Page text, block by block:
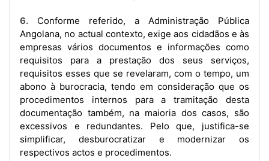
6. Conforme referido, a Administração Pública
Angolana, no actual contexto, exige aos cidadãos e às
empresas vários documentos e informações como
requisitos para a prestação dos seus serviços,
requisitos esses que se revelaram, com o tempo, um
abono à burocracia, tendo em consideração que os
procedimentos internos para a tramitação desta
documentação também, na maioria dos casos, são
excessivos e redundantes. Pelo que, justifica-se
simplificar, desburocratizar e modernizar os
respectivos actos e procedimentos.